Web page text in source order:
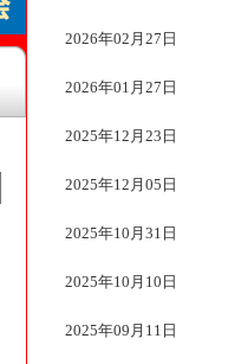
2026年02月27日
2026年01月27日
2025年12月23日
2025年12月05日
2025年10月31日
2025年10月10日
2025年09月11日